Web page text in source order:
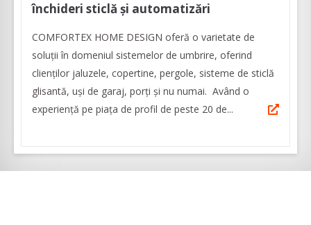
închideri sticlă și automatizări
COMFORTEX HOME DESIGN oferă o varietate de
soluții în domeniul sistemelor de umbrire, oferind
clienților jaluzele, copertine, pergole, sisteme de sticlă
glisantă, uși de garaj, porți și nu numai. Având o
experiență pe piața de profil de peste 20 de...